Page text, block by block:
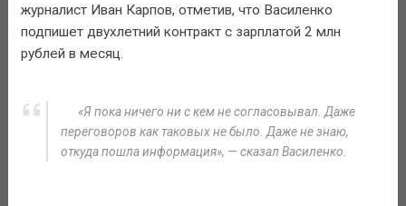
журналист Иван Карпов, отметив, что Василенко
подпишет двухлетний контракт с зарплатой 2 млн
рублей в месяц.
«Я пока ничего ни с кем не согласовывал. Даже
переговоров как таковых не было. Даже не знаю,
откуда пошла информация», — сказал Василенко.